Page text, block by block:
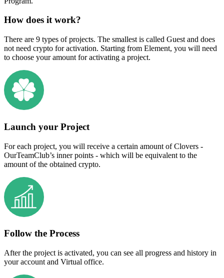
How does it work?
There are 9 types of projects. The smallest is called Guest and does
not need crypto for activation. Starting from Element, you will need
to choose your amount for activating a project.
Launch your Project
For each project, you will receive a certain amount of Clovers -
OurTeamClub’s inner points - which will be equivalent to the
amount of the obtained crypto.
Follow the Process
After the project is activated, you can see all progress and history in
your account and Virtual office.